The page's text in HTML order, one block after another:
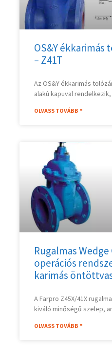
OS&Y
– Z41T
Az OS&Y ékkarimás
alakú kapuval
OLVASS TOVÁBB "
Rugalmas Wedge
operációs
karimás
A Farpro Z45X/41X
kiváló minőségű szelep,
OLVASS TOVÁBB "